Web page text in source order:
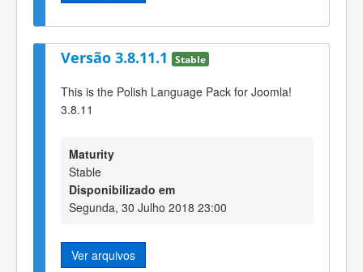
Versão 3.8.11.1 Stable
This is the Polish Language Pack for Joomla!
3.8.11
Maturity
Stable
Disponibilizado em
Segunda, 30 Julho 2018 23:00
Ver arquivos